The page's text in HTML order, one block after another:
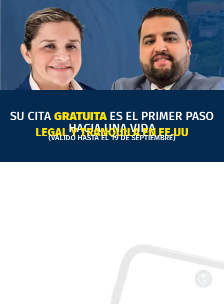
SU CITA GRATUITAES EL PRIMER PASO
HACIA UNA VIDA
LEGAL Y TRANQUILA EN EE.UU
(VALIDO HASTA EL 19 DE SEPTIEMBRE)